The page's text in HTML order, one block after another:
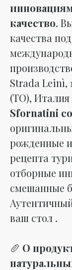
качество.
качества
Strada Leinì,
(TO), Италия
Sfornatini
рожденные
рецепта
отборные
смешанные
ваш стол .
🥖 О